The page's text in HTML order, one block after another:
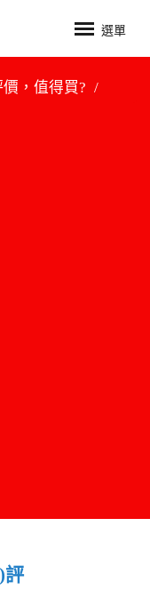
選單
，值得買?
評